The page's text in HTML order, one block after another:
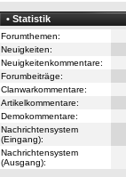
• Statistik
Forumthemen:
Neuigkeiten:
Neuigkeitenkommentare:
Forumbeiträge:
Clanwarkommentare:
Artikelkommentare:
Demokommentare:
Nachrichtensystem
(Eingang):
Nachrichtensystem
(Ausgang):